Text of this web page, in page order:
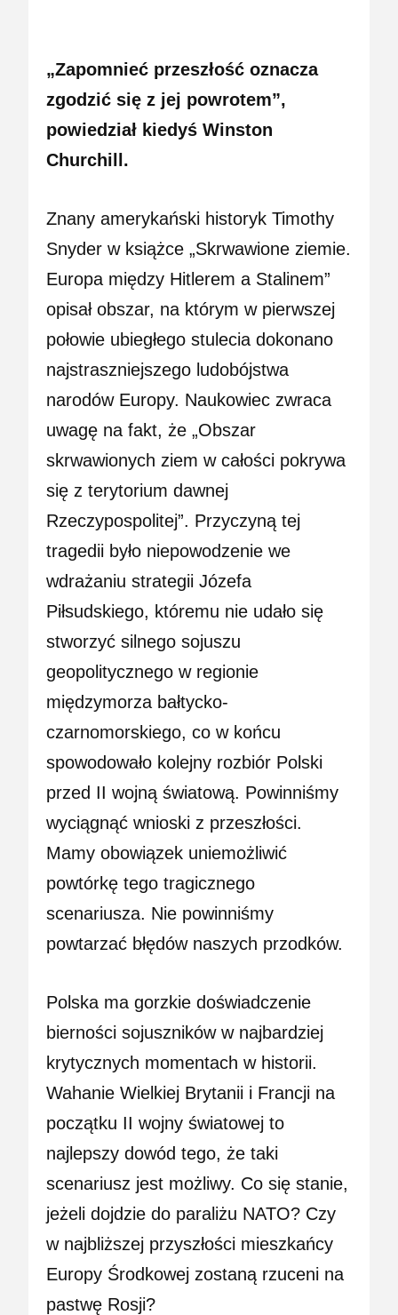
„Zapomnieć przeszłość oznacza
zgodzić się z jej powrotem”,
powiedział kiedyś Winston
Churchill.
Znany amerykański historyk Timothy
Snyder w książce „Skrwawione ziemie.
Europa między Hitlerem a Stalinem”
opisał obszar, na którym w pierwszej
połowie ubiegłego stulecia dokonano
najstraszniejszego ludobójstwa
narodów Europy. Naukowiec zwraca
uwagę na fakt, że „Obszar
skrwawionych ziem w całości pokrywa
się z terytorium dawnej
Rzeczypospolitej”. Przyczyną tej
tragedii było niepowodzenie we
wdrażaniu strategii Józefa
Piłsudskiego, któremu nie udało się
stworzyć silnego sojuszu
geopolitycznego w regionie
międzymorza bałtycko-
czarnomorskiego, co w końcu
spowodowało kolejny rozbiór Polski
przed II wojną światową. Powinniśmy
wyciągnąć wnioski z przeszłości.
Mamy obowiązek uniemożliwić
powtórkę tego tragicznego
scenariusza. Nie powinniśmy
powtarzać błędów naszych przodków.
Polska ma gorzkie doświadczenie
bierności sojuszników w najbardziej
krytycznych momentach w historii.
Wahanie Wielkiej Brytanii i Francji na
początku II wojny światowej to
najlepszy dowód tego, że taki
scenariusz jest możliwy. Co się stanie,
jeżeli dojdzie do paraliżu NATO? Czy
w najbliższej przyszłości mieszkańcy
Europy Środkowej zostaną rzuceni na
pastwę Rosji?